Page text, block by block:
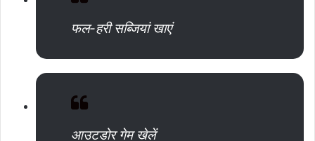
फल-हरी सब्जियां खाएं
आउटडोर गेम खेलें